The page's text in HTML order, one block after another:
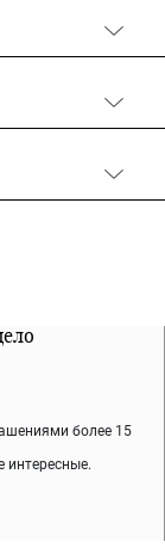
более 15
которое не
аллергию.
выбирайте те,